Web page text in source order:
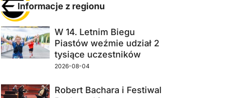
Informacje z regionu
W 14. Letnim Biegu
Piastów weźmie udział 2
tysiące uczestników
2026-08-04
Robert Bachara i Festiwal